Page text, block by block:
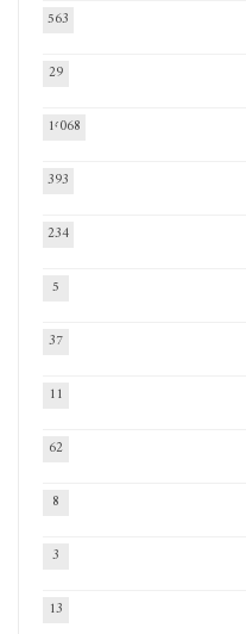
563
29
1٬068
393
234
5
37
11
62
8
3
13